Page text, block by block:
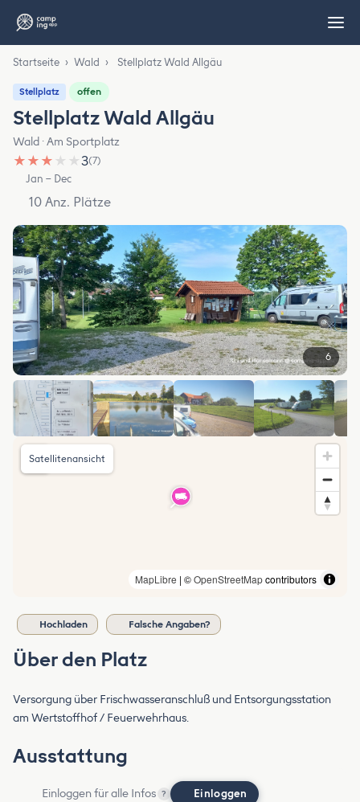
Startseite › Wald › Stellplatz Wald Allgäu
Stellplatz offen
Stellplatz Wald Allgäu
Wald · Am Sportplatz
★ ★ ★ ★ ★3(7)
Jan – Dec
10 Anz. Plätze
6
MapLibre | ©OpenStreetMapcontributors
Satellitenansicht
Hochladen Falsche Angaben?
Über den Platz
Versorgung über Frischwasseranschluß und Entsorgungsstation
am Wertstoffhof / Feuerwehrhaus.
Ausstattung
Einloggen für alle Infos ? Einloggen